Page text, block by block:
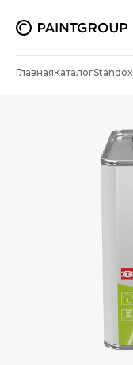
ГлавнаяКаталогStandox